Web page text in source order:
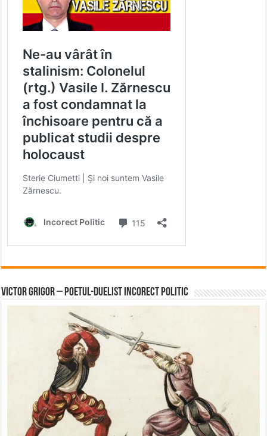
Victor Grigor – Poetul-Duelist Incorect Politic